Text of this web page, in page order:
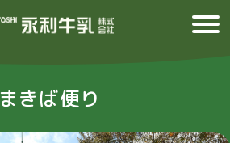
まきば便り